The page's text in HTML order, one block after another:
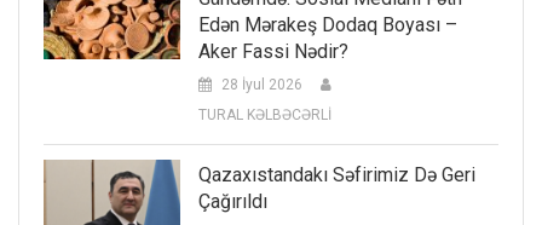
Edən Mərakeş Dodaq Boyası –
Aker Fassi Nədir?
28 İyul 2026
TURAL KƏLBƏCƏRLİ
Qazaxıstandakı Səfirimiz Də Geri
Çağırıldı